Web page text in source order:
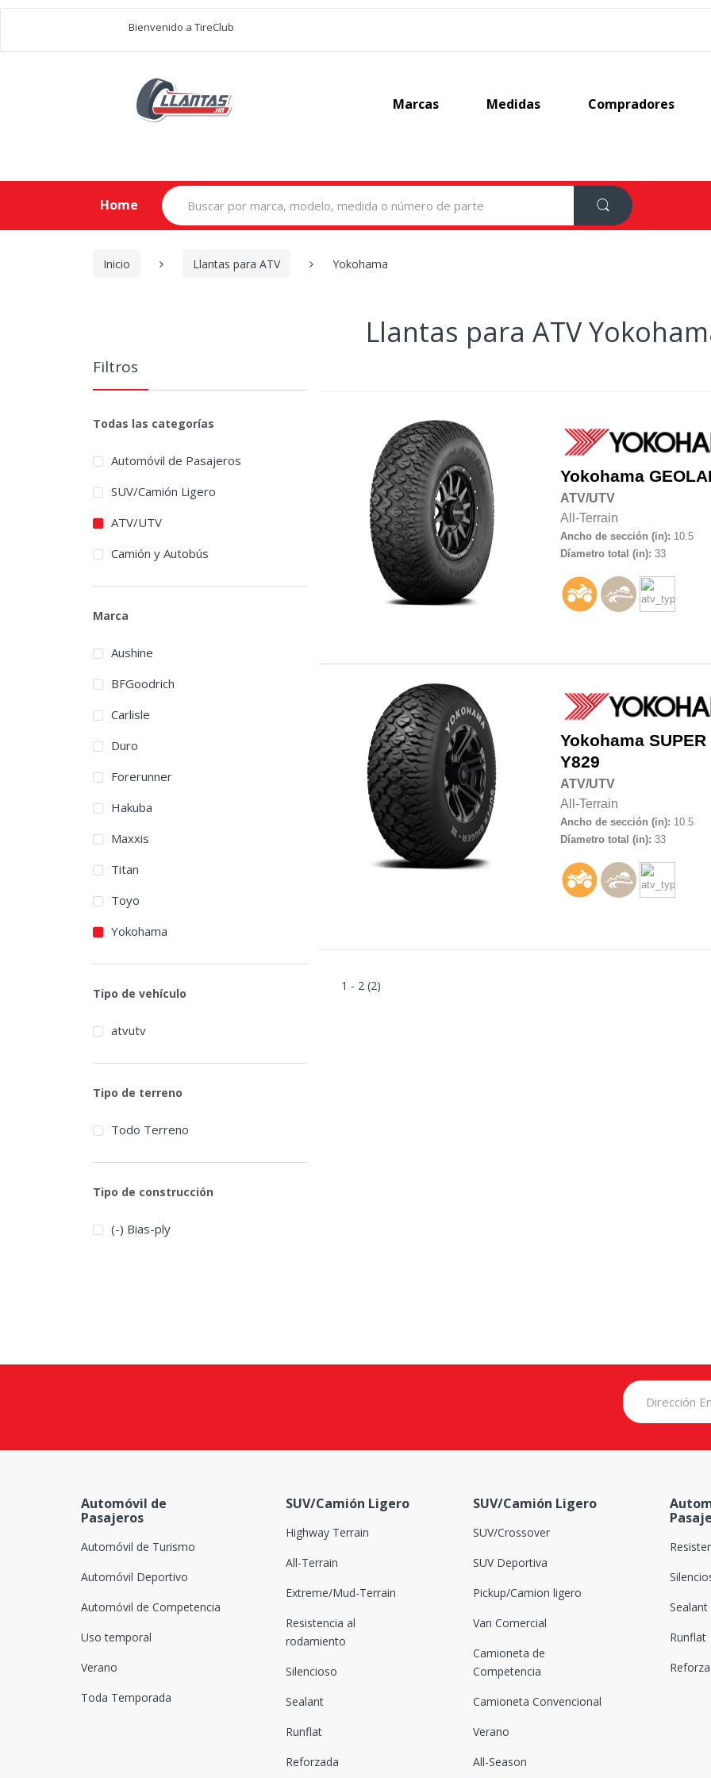
Bienvenido a TireClub
Marcas Medidas Compradores
Home
Search
for:
Inicio Llantas para ATV Yokohama
Llantas para ATV
Yokohama
ATV/UTV
All-Terrain
Ancho de sección (in): 10.5
Díametro total (in): 33
Yokohama SUPER
Y829
ATV/UTV
All-Terrain
Ancho de sección (in): 10.5
Díametro total (in): 33
1 - 2 (2)
Filtros
Todas las categorías
Automóvil de Pasajeros
SUV/Camión Ligero
ATV/UTV
Camión y Autobús
Marca
Aushine
BFGoodrich
Carlisle
Duro
Forerunner
Hakuba
Maxxis
Titan
Toyo
Yokohama
Tipo de vehículo
atvutv
Tipo de terreno
Todo Terreno
Tipo de construcción
(-) Bias-ply
Automóvil de
Pasajeros
Automóvil de Turismo
Automóvil Deportivo
Automóvil de Competencia
Uso temporal
Verano
Toda Temporada
SUV/Camión Ligero
Highway Terrain
All-Terrain
Extreme/Mud-Terrain
Resistencia al
rodamiento
Silencioso
Sealant
Runflat
Reforzada
SUV/Camión Ligero
SUV/Crossover
SUV Deportiva
Pickup/Camion ligero
Van Comercial
Camioneta de
Competencia
Camioneta Convencional
Verano
All-Season
Sealant
Runflat